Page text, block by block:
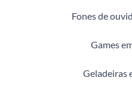
Fones de
Games
Geladeiras